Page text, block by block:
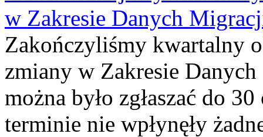
w Zakresie Danych
Zakończyliśmy kwartalny
zmiany w Zakresie
można było zgłaszać do
terminie nie wpłynęły